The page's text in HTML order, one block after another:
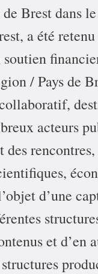
Brest dans
a été
/ Pays de
acteurs
d’une
et